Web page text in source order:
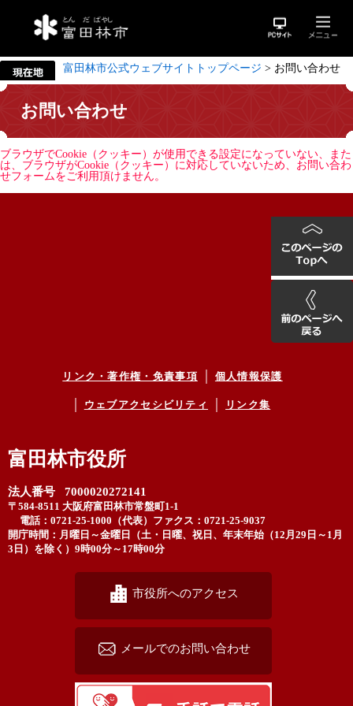
富田林市公式ウェブサイトトップページ > お問い合わせ
お問い合わせ
ブラウザでCookie（クッキー）が使用できる設定になっていない、また
は、ブラウザがCookie（クッキー）に対応していないため、お問い合わ
せフォームをご利用頂けません。
リンク・著作権・免責事項 個人情報保護
ウェブアクセシビリティ リンク集
富田林市役所
法人番号 7000020272141
〒584-8511 大阪府富田林市常盤町1-1
電話：0721-25-1000（代表） ファクス：0721-25-9037
開庁時間：月曜日～金曜日（土・日曜、祝日、年末年始（12月29日～1月
3日）を除く）9時00分～17時00分
市役所へのアクセス
メールでのお問い合わせ